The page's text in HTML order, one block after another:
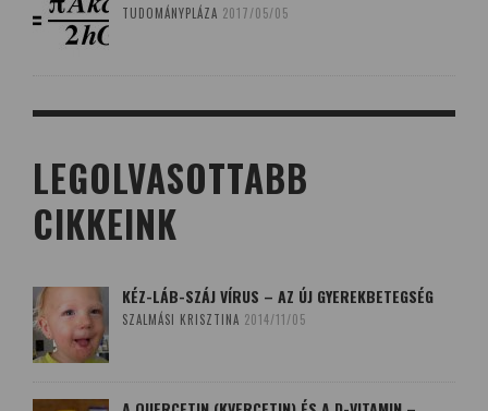
TUDOMÁNYPLÁZA 2017/05/05
LEGOLVASOTTABB
CIKKEINK
KÉZ-LÁB-SZÁJ VÍRUS – AZ ÚJ GYEREKBETEGSÉG
SZALMÁSI KRISZTINA 2014/11/05